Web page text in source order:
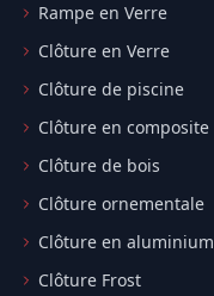
Rampe en Verre
Clôture en Verre
Clôture de piscine
Clôture en composite
Clôture de bois
Clôture ornementale
Clôture en aluminium
Clôture Frost